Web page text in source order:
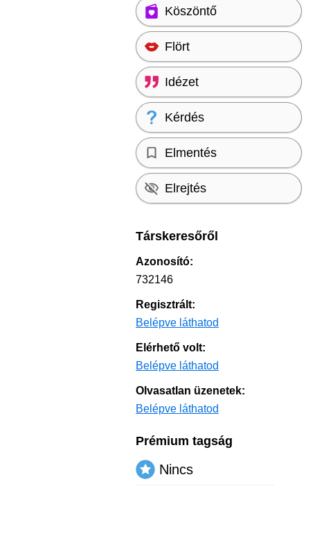
Köszöntő
Flört
Idézet
Kérdés
Elmentés
Elrejtés
Társkeresőről
Azonosító:
732146
Regisztrált:
Belépve láthatod
Elérhető volt:
Belépve láthatod
Olvasatlan üzenetek:
Belépve láthatod
Prémium tagság
Nincs